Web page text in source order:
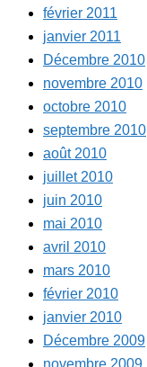
février 2011
janvier 2011
Décembre 2010
novembre 2010
octobre 2010
septembre 2010
août 2010
juillet 2010
juin 2010
mai 2010
avril 2010
mars 2010
février 2010
janvier 2010
Décembre 2009